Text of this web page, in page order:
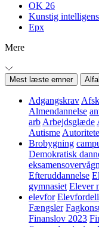
OK 26
Kunstig intelligens
Epx
Mere
Mest læste emner
Adgangskrav
Almendannelse
arb Arbejdsglæde
Autisme
Brobygning
Demokratisk
Efteruddannelse
gymnasiet Elever
elevfor
Fængsler
Finanslov 2023